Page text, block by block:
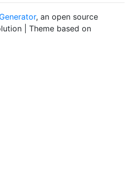
, an open source
| Theme based on